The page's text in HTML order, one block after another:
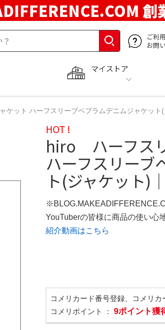
創
ご利
お問
マイストア
ット ハーフスリーブペプラムデニムジャケット
HOT !
hiro ハーフス
ハーフスリーブ
ト(ジャケット)
YouTuberの皆様に商品の使い心
紹介動画はこちら
コメリカード番号登録、コメリ
コメリポイント ： 9ポイント獲